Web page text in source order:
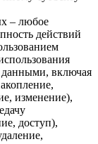
– любое
действий
данными, включая
изменение),
доступ),